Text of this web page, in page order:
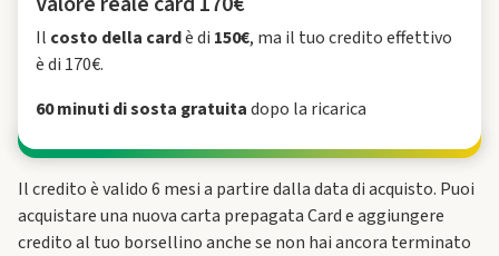
Il costo della cardè di 150€, ma il tuo credito effettivo
è di 170€.
60 minuti di sosta gratuitadopo la ricarica
Il credito è valido 6 mesi a partire dalla data di acquisto. Puoi
acquistare una nuova carta prepagata Card e aggiungere
credito al tuo borsellino anche se non hai ancora terminato